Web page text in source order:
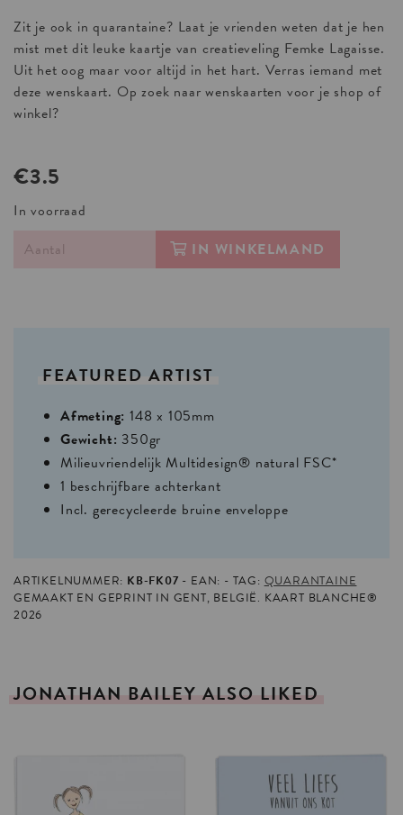
Zit je ook in quarantaine? Laat je vrienden weten dat je hen
mist met dit leuke kaartje van creatieveling Femke Lagaisse.
Uit het oog maar voor altijd in het hart. Verras iemand met
deze wenskaart. Op zoek naar wenskaarten voor je shop of
winkel?
€3.5
In voorraad
IN WINKELMAND
FEATURED ARTIST
Afmeting: 148 x 105mm
Gewicht: 350gr
Milieuvriendelijk Multidesign® natural FSC*
1 beschrijfbare achterkant
Incl. gerecycleerde bruine enveloppe
ARTIKELNUMMER: KB-FK07 EAN: TAG: QUARANTAINE
GEMAAKT EN GEPRINT IN GENT, BELGIË. KAART BLANCHE®
2026
JONATHAN BAILEY ALSO LIKED